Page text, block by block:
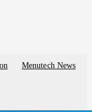
Menutech News